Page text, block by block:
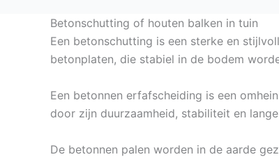
Betonschutting of houten balken in tuin
Een betonschutting is een sterke en
betonplaten, die stabiel in de bodem
Een betonnen erfafscheiding is een
door zijn duurzaamheid, stabiliteit en
De betonnen palen worden in de aarde